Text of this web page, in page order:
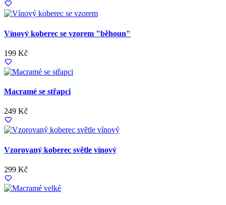
Vínový koberec se vzorem "běhoun"
199 Kč
Macramé se střapci
249 Kč
Vzorovaný koberec světle vínový
299 Kč